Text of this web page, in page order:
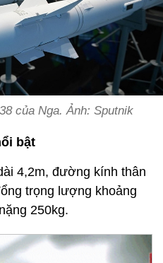
của Nga. Ảnh: Sputnik
bật
4,2m, đường kính thân
trọng lượng khoảng
250kg.